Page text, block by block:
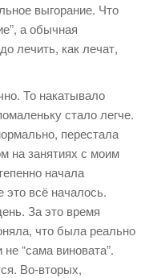
выгорание. Что
а обычная
лечить, как лечат,
То накатывало
стало легче.
перестала
на занятиях с моим
начала
всё началось.
За это время
что была реально
“сама виновата”.
Во-вторых,